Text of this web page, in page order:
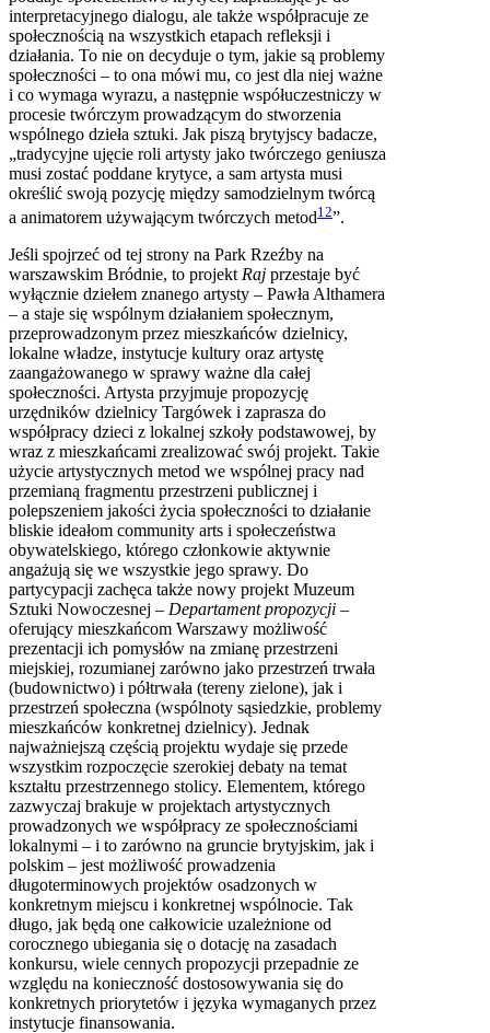
interpretacyjnego dialogu, ale także współpracuje ze
społecznością na wszystkich etapach refleksji i
działania. To nie on decyduje o tym, jakie są problemy
społeczności – to ona mówi mu, co jest dla niej ważne
i co wymaga wyrazu, a następnie współuczestniczy w
procesie twórczym prowadzącym do stworzenia
wspólnego dzieła sztuki. Jak piszą brytyjscy badacze,
„tradycyjne ujęcie roli artysty jako twórczego geniusza
musi zostać poddane krytyce, a sam artysta musi
określić swoją pozycję między samodzielnym twórcą
a animatorem używającym twórczych metod12”.
Jeśli spojrzeć od tej strony na Park Rzeźby na
warszawskim Bródnie, to projekt Raj przestaje być
wyłącznie dziełem znanego artysty – Pawła Althamera
– a staje się wspólnym działaniem społecznym,
przeprowadzonym przez mieszkańców dzielnicy,
lokalne władze, instytucje kultury oraz artystę
zaangażowanego w sprawy ważne dla całej
społeczności. Artysta przyjmuje propozycję
urzędników dzielnicy Targówek i zaprasza do
współpracy dzieci z lokalnej szkoły podstawowej, by
wraz z mieszkańcami zrealizować swój projekt. Takie
użycie artystycznych metod we wspólnej pracy nad
przemianą fragmentu przestrzeni publicznej i
polepszeniem jakości życia społeczności to działanie
bliskie ideałom community arts i społeczeństwa
obywatelskiego, którego członkowie aktywnie
angażują się we wszystkie jego sprawy. Do
partycypacji zachęca także nowy projekt Muzeum
Sztuki Nowoczesnej – Departament propozycji –
oferujący mieszkańcom Warszawy możliwość
prezentacji ich pomysłów na zmianę przestrzeni
miejskiej, rozumianej zarówno jako przestrzeń trwała
(budownictwo) i półtrwała (tereny zielone), jak i
przestrzeń społeczna (wspólnoty sąsiedzkie, problemy
mieszkańców konkretnej dzielnicy). Jednak
najważniejszą częścią projektu wydaje się przede
wszystkim rozpoczęcie szerokiej debaty na temat
kształtu przestrzennego stolicy. Elementem, którego
zazwyczaj brakuje w projektach artystycznych
prowadzonych we współpracy ze społecznościami
lokalnymi – i to zarówno na gruncie brytyjskim, jak i
polskim – jest możliwość prowadzenia
długoterminowych projektów osadzonych w
konkretnym miejscu i konkretnej wspólnocie. Tak
długo, jak będą one całkowicie uzależnione od
corocznego ubiegania się o dotację na zasadach
konkursu, wiele cennych propozycji przepadnie ze
względu na konieczność dostosowywania się do
konkretnych priorytetów i języka wymaganych przez
instytucje finansowania.